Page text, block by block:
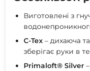
Виготовлені з
С-Tex – дихаюча
зберігає руки в
Primaloft® Silver